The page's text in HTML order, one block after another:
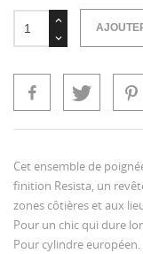
Cet ensemble de
finition Resista, un
zones côtières et aux
Pour un chic qui dure
Pour cylindre européen.